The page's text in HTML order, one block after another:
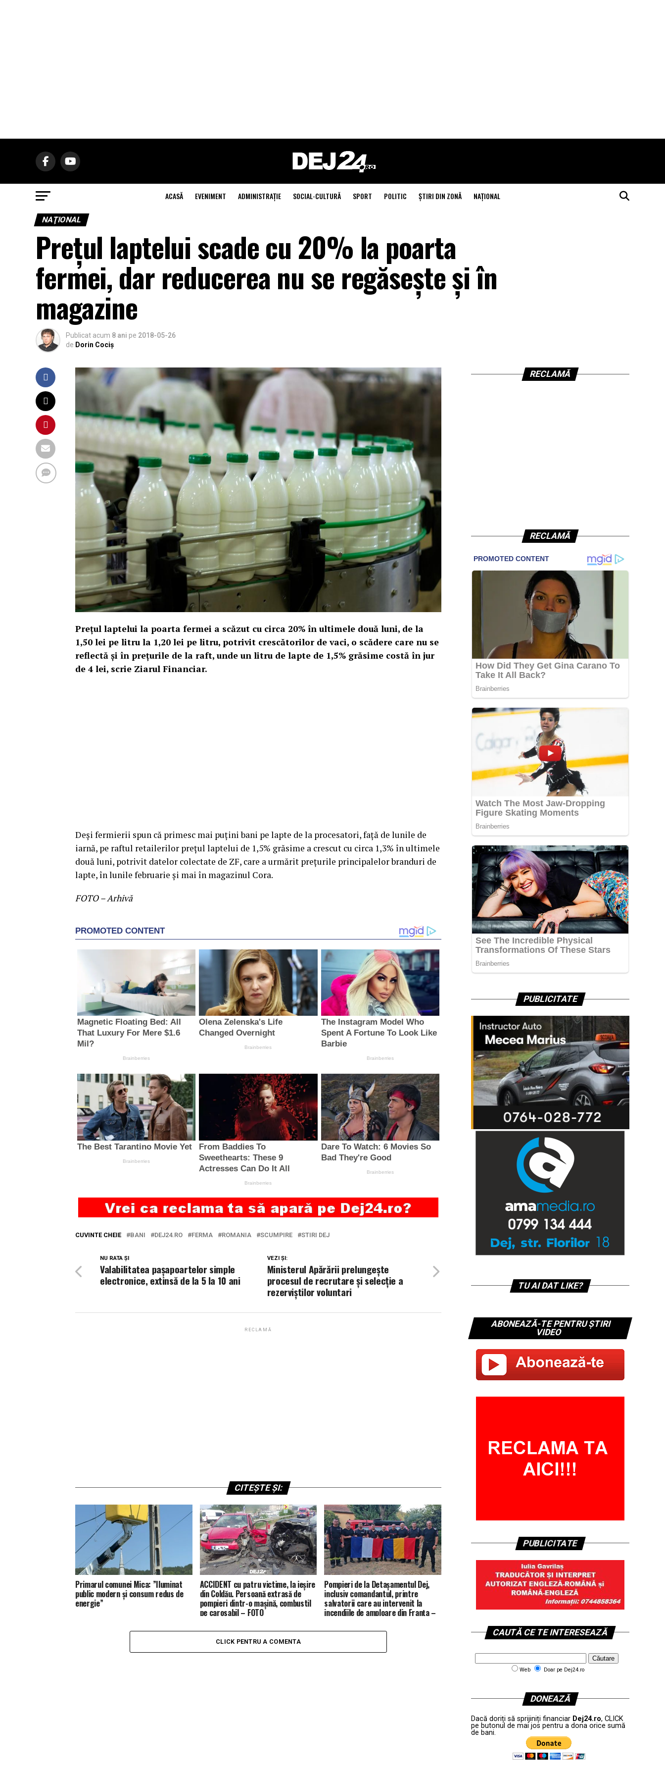
ACASĂ EVENIMENT ADMINISTRAŢIE SOCIAL-CULTURĂ SPORT POLITIC ŞTIRI DIN ZONĂ NAŢIONAL
NAŢIONAL
Preţul laptelui scade cu 20% la poarta
fermei, dar reducerea nu se regăseşte şi în
magazine
Publicat acum 8 ani pe 2018-05-26
de Dorin Cociș
Preţul laptelui la poarta fermei a scăzut cu circa 20% în ultimele două luni, de la
1,50 lei pe litru la 1,20 lei pe litru, potrivit crescătorilor de vaci, o scădere care nu se
reflectă şi în preţurile de la raft, unde un litru de lapte de 1,5% grăsime costă în jur
de 4 lei, scrie Ziarul Financiar.
Deşi fermi­erii spun că pri­mesc mai puţini bani pe lapte de la proce­sa­tori, faţă de lunile de
iarnă, pe raftul retai­le­rilor preţul laptelui de 1,5% grăsime a cres­cut cu circa 1,3% în ultimele
două luni, po­­trivit datelor colectate de ZF, care a ur­mărit preţurile principalelor branduri de
lapte, în lunile februarie şi mai în magazinul Cora.
FOTO – Arhivă
CUVINTE CHEIE BANI DEJ24.RO FERMA ROMANIA SCUMPIRE STIRI DEJ
VEZI ȘI:
Ministerul Apărării prelungeşte
procesul de recrutare şi selecţie a
rezerviştilor voluntari
NU RATA ȘI
Valabilitatea paşapoartelor simple
electronice, extinsă de la 5 la 10 ani
RECLAMĂ
CITEȘTE ȘI:
Primarul comunei Mica: ”Iluminat
public modern și consum redus de
energie”
ACCIDENT cu patru victime, la ieșire
din Coldău. Persoană extrasă de
pompieri dintr-o mașină, combustil
pe carosabil – FOTO
Pompieri de la Detașamentul Dej,
inclusiv comandantul, printre
salvatorii care au intervenit la
incendiile de amploare din Franța –
CLICK PENTRU A COMENTA
RECLAMĂ
RECLAMĂ
PUBLICITATE
TU AI DAT LIKE?
ABONEAZĂ-TE PENTRU ȘTIRI
VIDEO
PUBLICITATE
CAUTĂ CE TE INTERESEAZĂ
Web Doar pe Dej24.ro
DONEAZĂ
Dacă doriți să sprijiniți financiar Dej24.ro, CLICK
pe butonul de mai jos pentru a dona orice sumă
de bani.